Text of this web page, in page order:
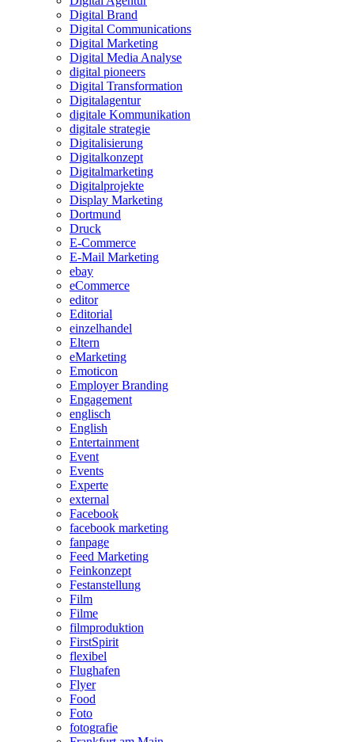
Digital Brand
Digital Communications
Digital Marketing
Digital Media Analyse
digital pioneers
Digital Transformation
Digitalagentur
digitale Kommunikation
digitale strategie
Digitalisierung
Digitalkonzept
Digitalmarketing
Digitalprojekte
Display Marketing
Dortmund
Druck
E-Commerce
E-Mail Marketing
ebay
eCommerce
editor
Editorial
einzelhandel
Eltern
eMarketing
Emoticon
Employer Branding
Engagement
englisch
English
Entertainment
Event
Events
Experte
external
Facebook
facebook marketing
fanpage
Feed Marketing
Feinkonzept
Festanstellung
Film
Filme
filmproduktion
FirstSpirit
flexibel
Flughafen
Flyer
Food
Foto
fotografie